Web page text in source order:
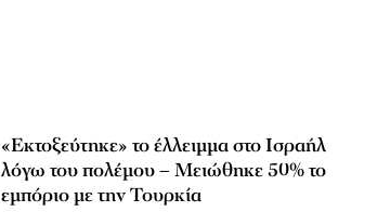
«Εκτοξεύτηκε» το έλλειμμα στο Ισραήλ
λόγω του πολέμου – Μειώθηκε 50% το
εμπόριο με την Τουρκία